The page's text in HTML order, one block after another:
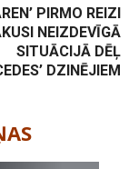
PIRMO REIZI
NEIZDEVĪGĀ
SITUĀCIJĀ DĒĻ
DZINĒJIEM